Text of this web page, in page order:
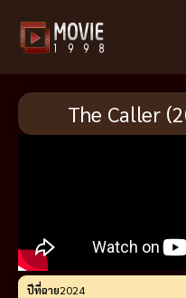
The Caller
ปีที่ฉาย2024